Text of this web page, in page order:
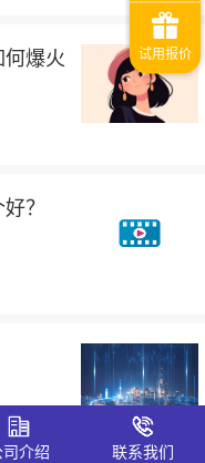
爆火
？
司介绍 联系我们